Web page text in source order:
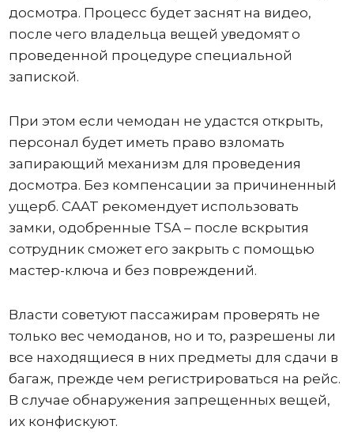
досмотра. Процесс будет заснят на видео,
после чего владельца вещей уведомят о
проведенной процедуре специальной
запиской.
При этом если чемодан не удастся открыть,
персонал будет иметь право взломать
запирающий механизм для проведения
досмотра. Без компенсации за причиненный
ущерб. CAAT рекомендует использовать
замки, одобренные TSA – после вскрытия
сотрудник сможет его закрыть с помощью
мастер-ключа и без повреждений.
Власти советуют пассажирам проверять не
только вес чемоданов, но и то, разрешены ли
все находящиеся в них предметы для сдачи в
багаж, прежде чем регистрироваться на рейс.
В случае обнаружения запрещенных вещей,
их конфискуют.